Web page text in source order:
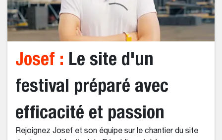
Josef : Le site d'un
festival préparé avec
efficacité et passion
Rejoignez Josef et son équipe sur le chantier du site